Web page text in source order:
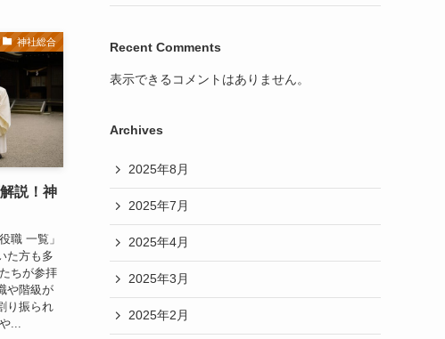
神社総合
説！神
職 一覧」
た方も多
ちが参拝
や階級が
り振られ
...
Recent Comments
表示できるコメントはありません。
Archives
2025年8月
2025年7月
2025年4月
2025年3月
2025年2月